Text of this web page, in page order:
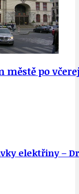
městě po
elektřiny –